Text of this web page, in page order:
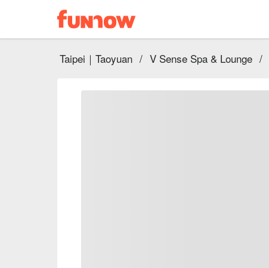
Taipei｜Taoyuan / V Sense Spa & Lounge /